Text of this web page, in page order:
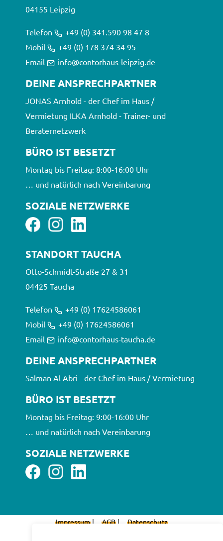
04155 Leipzig
Telefon
+49 (0) 341.590 98 47 8
Mobil
+49 (0) 178 374 34 95
Email
info@contorhaus-leipzig.de
DEINE ANSPRECHPARTNER
JONAS Arnhold - der Chef im Haus /
Vermietung ILKA Arnhold - Trainer- und
Beraternetzwerk
BÜRO IST BESETZT
Montag bis Freitag: 8:00-16:00 Uhr
… und natürlich nach Vereinbarung
SOZIALE NETZWERKE
STANDORT TAUCHA
Otto-Schmidt-Straße 27 & 31
0 4425 Taucha
Telefon
+49 (0) 17624586061
Mobil
+49 (0) 17624586061
Email
info@contorhaus-taucha.de
DEINE ANSPRECHPARTNER
Salman Al Abri - der Chef im Haus / Vermietung
BÜRO IST BESETZT
Montag bis Freitag: 9:00-16:00 Uhr
… und natürlich nach Vereinbarung
SOZIALE NETZWERKE
Impressum| AGB| Datenschutz